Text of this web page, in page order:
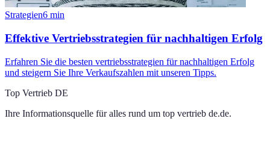
Strategien6 min
Effektive Vertriebsstrategien für nachhaltigen Erfolg
Erfahren Sie die besten vertriebsstrategien für nachhaltigen Erfolg
und steigern Sie Ihre Verkaufszahlen mit unseren Tipps.
Top Vertrieb DE
Ihre Informationsquelle für alles rund um top vertrieb de.de.